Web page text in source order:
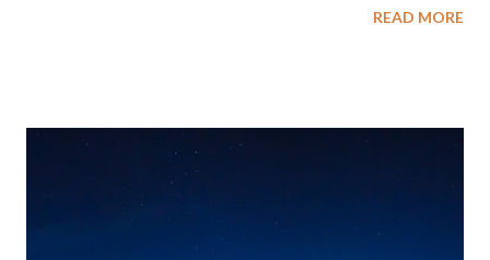
Bandung, jasa eo di Jakarta serta kota beberapa kota besar
INDONESIA akan menjadi mitra terbaik anda berupa jasa eo
yang akan membantu merancang program, pemilihan lokasi
kegiatan, penyediaan jasa catering, transport, aktifitas
outbound gathering, acara kebersamaan serta acara internal
READ MORE